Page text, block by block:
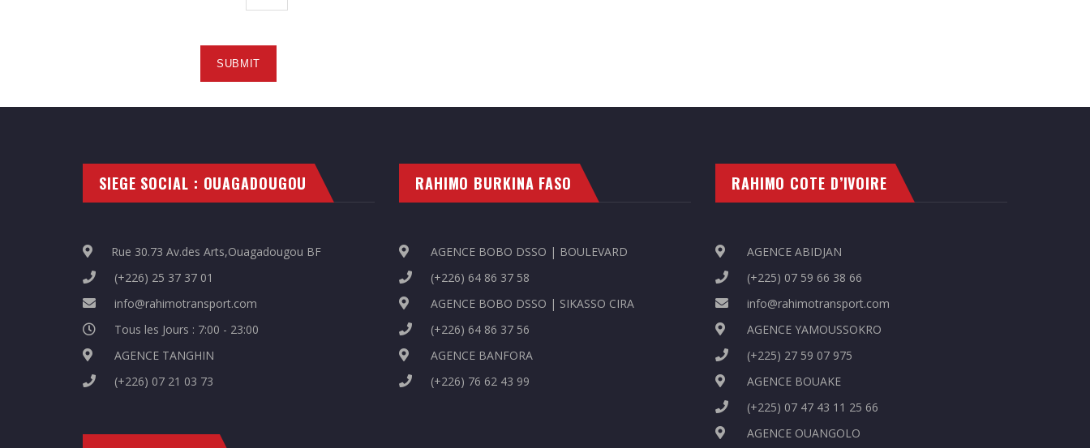
SIEGE SOCIAL : OUAGADOUGOU
Rue 30.73 Av.des Arts,Ouagadougou BF
(+226) 25 37 37 01
info@rahimotransport.com
Tous les Jours : 7:00 - 23:00
AGENCE TANGHIN
(+226) 07 21 03 73
RAHIMO BURKINA FASO
AGENCE BOBO DSSO | BOULEVARD
(+226) 64 86 37 58
AGENCE BOBO DSSO | SIKASSO CIRA
(+226) 64 86 37 56
AGENCE BANFORA
(+226) 76 62 43 99
RAHIMO COTE D’IVOIRE
AGENCE ABIDJAN
(+225) 07 59 66 38 66
info@rahimotransport.com
AGENCE YAMOUSSOKRO
(+225) 27 59 07 975
AGENCE BOUAKE
(+225) 07 47 43 11 25 66
AGENCE OUANGOLO